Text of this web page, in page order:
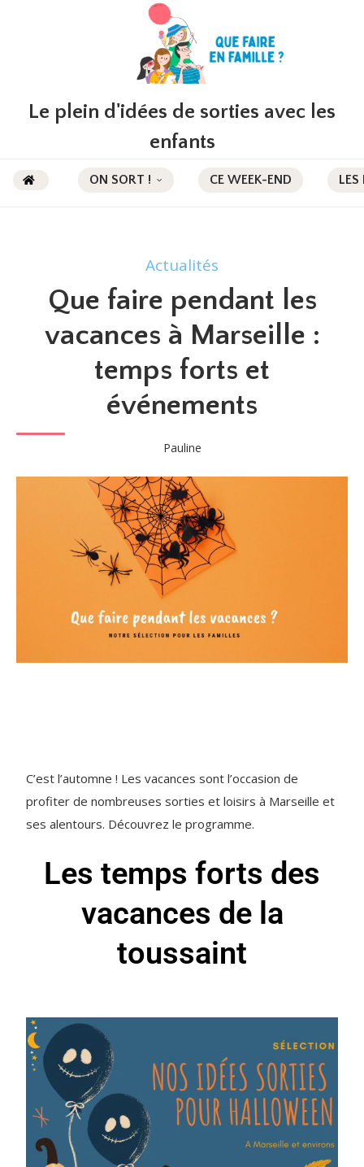
Le plein d'idées de sorties avec les
enfants
ON SORT ! CE WEEK-END LES
Actualités
Que faire pendant les
vacances à Marseille :
temps forts et
événements
Pauline
C’est l’automne ! Les vacances sont l’occasion de
profiter de nombreuses sorties et loisirs à Marseille et
ses alentours. Découvrez le programme.
Les temps forts des
vacances de la
toussaint